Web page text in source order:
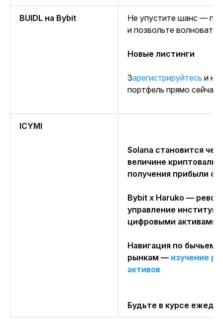
BUIDL на Bybit
Не упустите шанс —
и позвольте
Новые листинги
Зарегистрируйтесь и
портфель прямо сейчас!
ICYMI
Solana становится
величине
получения прибыли
Bybit x Haruko —
управление
цифровыми активами
Навигация по
рынкам — изучение
активов
Будьте в курсе